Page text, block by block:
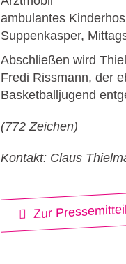
ambulantes
Suppenkasper,
Abschließen wird
Fredi Rissmann, der
Basketballjugend
(772 Zeichen)
Kontakt: Claus
Zur